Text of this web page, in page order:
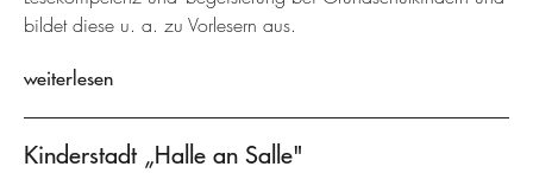
bildet diese u. a. zu Vorlesern aus.
weiterlesen
Kinderstadt „Halle an Salle"